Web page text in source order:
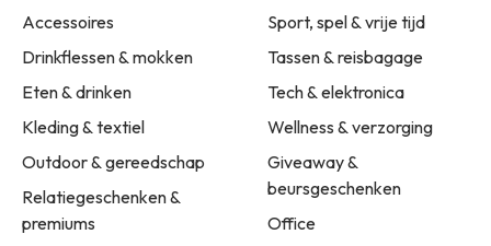
Accessoires
Drinkflessen & mokken
Eten & drinken
Kleding & textiel
Outdoor & gereedschap
Relatiegeschenken &
premiums
Sport, spel & vrije tijd
Tassen & reisbagage
Tech & elektronica
Wellness & verzorging
Giveaway &
beursgeschenken
Office